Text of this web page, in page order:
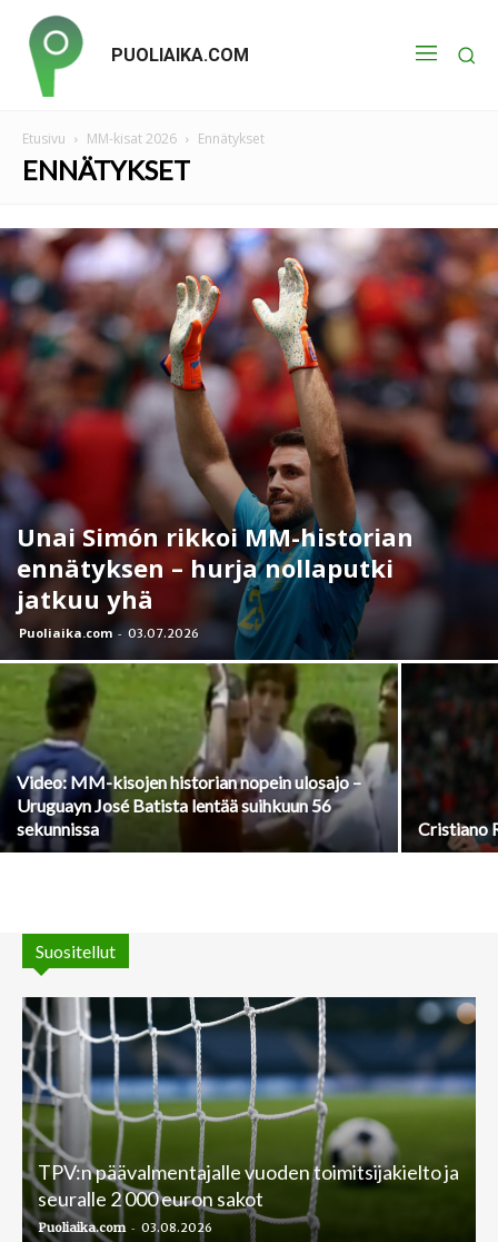
PUOLIAIKA.COM
Etusivu MM-kisat 2026 Ennätykset
ENNÄTYKSET
Unai Simón rikkoi MM-historian
ennätyksen – hurja nollaputki
jatkuu yhä
Puoliaika.com - 03.07.2026
Video: MM-kisojen historian nopein ulosajo –
Uruguayn José Batista lentää suihkuun 56
sekunnissa
Cristiano
Suositellut
TPV:n päävalmentajalle vuoden toimitsijakielto ja
seuralle 2 000 euron sakot
Puoliaika.com - 03.08.2026